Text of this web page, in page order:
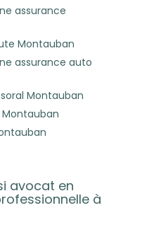
assurance
Montauban
assurance auto
Montauban
avocat en
à